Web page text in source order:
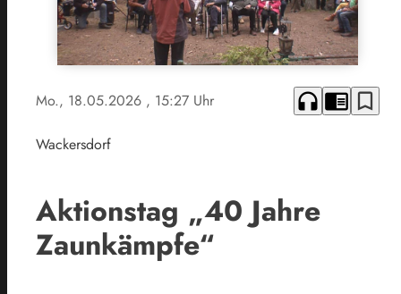
Mo., 18.05.2026 , 15:27 Uhr headphones chrome_reader_mode bookmark_border
Wackersdorf
Aktionstag „40 Jahre
Zaunkämpfe“